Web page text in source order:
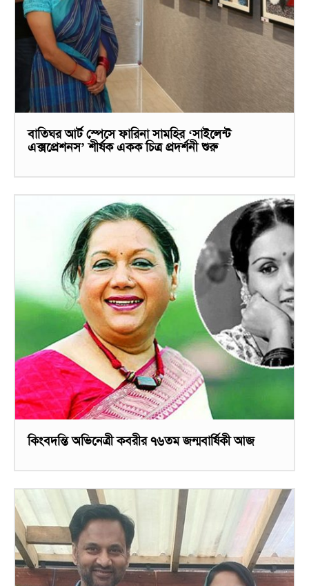
বাতিঘর আর্ট স্পেসে ফারিনা সামহির ‘সাইলেন্ট
এক্সপ্রেশনস’ শীর্ষক একক চিত্র প্রদর্শনী শুরু
কিংবদন্তি অভিনেত্রী কবরীর ৭৬তম জন্মবার্ষিকী আজ